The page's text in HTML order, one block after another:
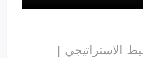
الاستراتيجي |